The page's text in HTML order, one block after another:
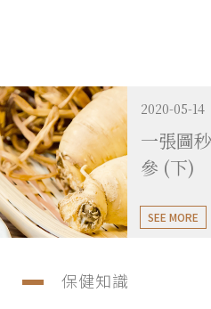
2020-05-14
一張圖
參 (下)
SEE MORE
保健知識